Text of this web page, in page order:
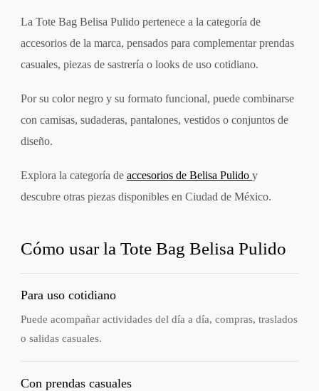
La Tote Bag Belisa Pulido pertenece a la categoría de
accesorios de la marca, pensados para complementar prendas
casuales, piezas de sastrería o looks de uso cotidiano.
Por su color negro y su formato funcional, puede combinarse
con camisas, sudaderas, pantalones, vestidos o conjuntos de
diseño.
Explora la categoría de accesorios de Belisa Pulido y
descubre otras piezas disponibles en Ciudad de México.
Cómo usar la Tote Bag Belisa Pulido
Para uso cotidiano
Puede acompañar actividades del día a día, compras, traslados
o salidas casuales.
Con prendas casuales